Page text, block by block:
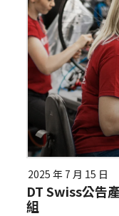
2025 年 7 月 15 日
DT Swiss公告
組